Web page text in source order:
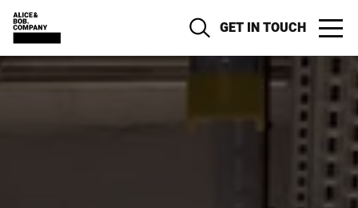
GET IN TOUCH